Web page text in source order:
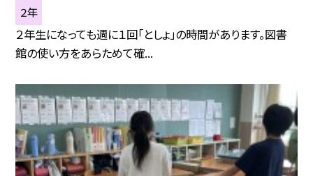
２年
２年生になっても週に１回「としょ」の時間があります。図書
館の使い方をあらためて確...